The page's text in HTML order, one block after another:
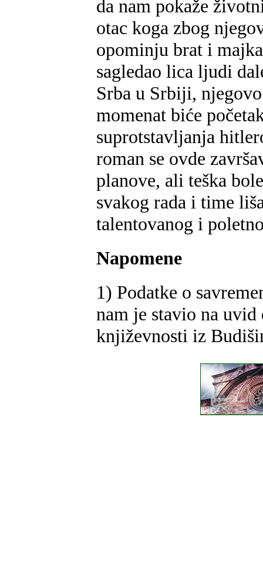
da nam pokaže
otac koga zbog
opominju brat i
sagledao lica ljudi
Srba u Srbiji,
momenat biće
suprotstavljanja
roman se ovde
planove, ali teška
svakog rada i time
talentovanog i
Napomene
1) Podatke o
nam je stavio na
književnosti iz